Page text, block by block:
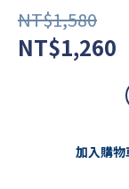
NT$1,580
NT$1,260
加入購物